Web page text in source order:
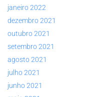
janeiro 2022
dezembro 2021
outubro 2021
setembro 2021
agosto 2021
julho 2021
junho 2021